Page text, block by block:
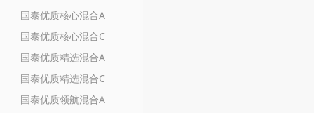
国泰优质核心混合A
国泰优质核心混合C
国泰优质精选混合A
国泰优质精选混合C
国泰优质领航混合A